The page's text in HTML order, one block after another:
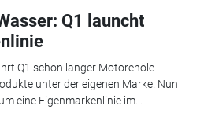
Q1 launcht
Q1 schon länger Motorenöle
unter der eigenen Marke. Nun
eine Eigenmarkenlinie im...